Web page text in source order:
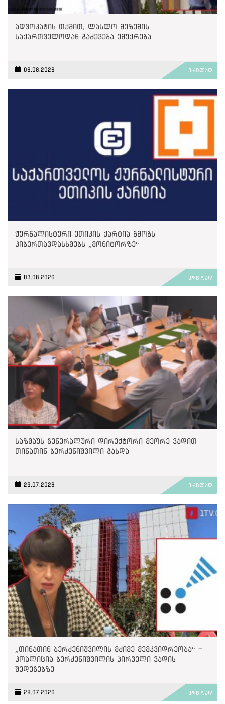
ადვოკატის თქმით, ლასლო მეზეშის
საქართველოდან გაძევება ემუქრება
06.08.2026 ვრცლად
ჟურნალისტური ეთიკის ქარტია გმობს
კიბერთავდასხმებს „მონიტორზე“
03.08.2026 ვრცლად
საზმაუს გენერალური დირექტორი მეორე ვადით
თინათინ ბერძენიშვილი გახდა
29.07.2026 ვრცლად
„თინათინ ბერძენიშვილის მძიმე მემკვიდრეობა“ -
კოალიცია ბერძენიშვილის პირველი ვადის
შედეგებზე
29.07.2026 ვრცლად